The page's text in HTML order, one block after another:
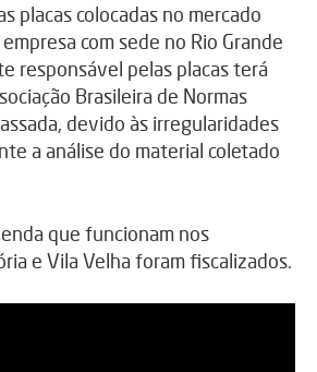
placas colocadas no mercado
com sede no Rio Grande
responsável pelas placas terá
Brasileira de Normas
devido às irregularidades
a análise do material coletado
que funcionam nos
e Vila Velha foram fiscalizados.